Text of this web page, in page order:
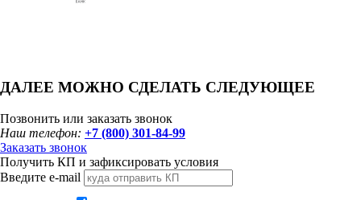
ДАЛЕЕ МОЖНО СДЕЛАТЬ СЛЕДУЮЩЕЕ
Позвонить или заказать звонок
Наш телефон: +7 (800) 301-84-99
Заказать звонок
Получить КП и зафиксировать условия
Введите e-mail